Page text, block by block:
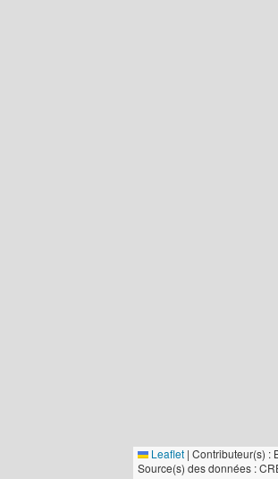
Leaflet | Contributeur(s) :
Source(s) des données :